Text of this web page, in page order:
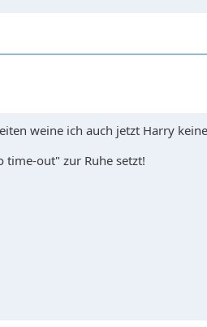
weine ich auch jetzt Harry
time-out" zur Ruhe setzt!